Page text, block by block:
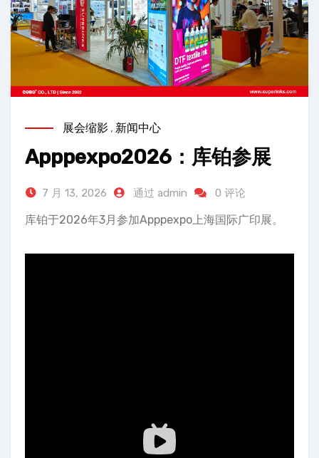
展会缩影 , 新闻中心
Apppexpo2026：库铂参展
7 月 13, 2026 通过 admin 0 评论
库铂于2026年3月参加Apppexpo上海国际广印展。